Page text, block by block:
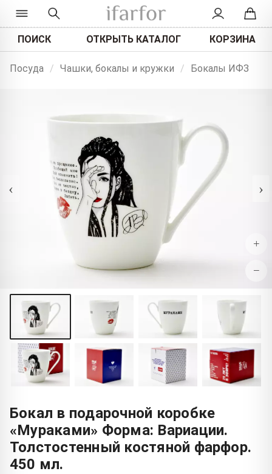
ПОИСК ОТКРЫТЬ КАТАЛОГ КОРЗИНА
Посуда / Чашки, бокалы и кружки / Бокалы ИФЗ
‹ ›
+
−
Бокал в подарочной коробке
«Мураками» Форма: Вариации.
Толстостенный костяной фарфор.
450 мл.